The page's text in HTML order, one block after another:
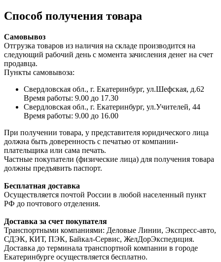
Способ получения товара
Самовывоз
Отгрузка товаров из наличия на складе производится на
следующий рабочий день с момента зачисления денег на счет
продавца.
Пункты самовывоза:
Свердловская обл., г. Екатеринбург, ул.Шефская, д.62
Время работы: 9.00 до 17.30
Свердловская обл., г. Екатеринбург, ул.Учителей, 44
Время работы: 9.00 до 16.00
При получении товара, у представителя юридического лица
должна быть доверенность с печатью от компании-
плательщика или сама печать.
Частные покупатели (физические лица) для получения товара
должны предъявить паспорт.
Бесплатная доставка
Осуществляется почтой России в любой населенный пункт
РФ до почтового отделения.
Доставка за счет покупателя
Транспортными компаниями: Деловые Линии, Экспресс-авто,
СДЭК, КИТ, ПЭК, Байкал-Сервис, ЖелДорЭкспедиция.
Доставка до терминала транспортной компании в городе
Екатеринбурге осуществляется бесплатно.